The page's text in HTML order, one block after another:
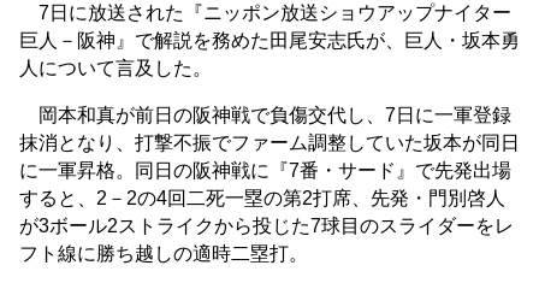
7日に放送された『ニッポン放送ショウアップナイター
巨人－阪神』で解説を務めた田尾安志氏が、巨人・坂本勇
人について言及した。
岡本和真が前日の阪神戦で負傷交代し、7日に一軍登録
抹消となり、打撃不振でファーム調整していた坂本が同日
に一軍昇格。同日の阪神戦に『7番・サード』で先発出場
すると、2－2の4回二死一塁の第2打席、先発・門別啓人
が3ボール2ストライクから投じた7球目のスライダーをレ
フト線に勝ち越しの適時二塁打。